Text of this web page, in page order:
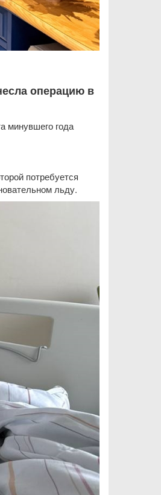
операцию в
минувшего года
потребуется
льду.